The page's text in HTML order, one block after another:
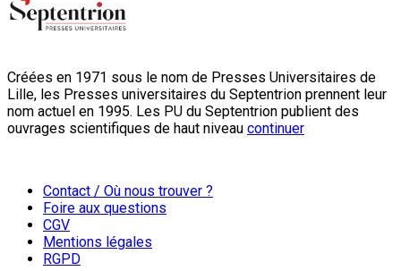
Créées en 1971 sous le nom de Presses Universitaires de
Lille, les Presses universitaires du Septentrion prennent leur
nom actuel en 1995. Les PU du Septentrion publient des
ouvrages scientifiques de haut niveau continuer
Contact / Où nous trouver ?
Foire aux questions
CGV
Mentions légales
RGPD